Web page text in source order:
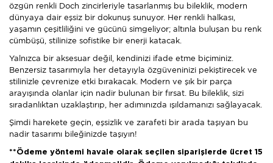
özgün renkli Doch zincirleriyle tasarlanmış bu bileklik, modern
dünyaya dair eşsiz bir dokunuş sunuyor. Her renkli halkası,
yaşamın çeşitliliğini ve gücünü simgeliyor; altınla buluşan bu renk
cümbüşü, stilinize sofistike bir enerji katacak.
Yalnızca bir aksesuar değil, kendinizi ifade etme biçiminiz.
Benzersiz tasarımıyla her detayıyla özgüveninizi pekiştirecek ve
stilinizle çevrenize etki bırakacak. Modern ve şık bir parça
arayışında olanlar için nadir bulunan bir fırsat. Bu bileklik, sizi
sıradanlıktan uzaklaştırıp, her adımınızda ışıldamanızı sağlayacak.
Şimdi harekete geçin, eşsizlik ve zarafeti bir arada taşıyan bu
nadir tasarımı bileğinizde taşıyın!
**Ödeme yöntemi havale olarak seçilen siparişlerde ücret 15